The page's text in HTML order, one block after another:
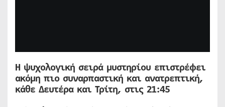
Η ψυχολογική σειρά μυστηρίου επιστρέφει
ακόμη πιο συναρπαστική και ανατρεπτική,
κάθε Δευτέρα και Τρίτη, στις 21:45